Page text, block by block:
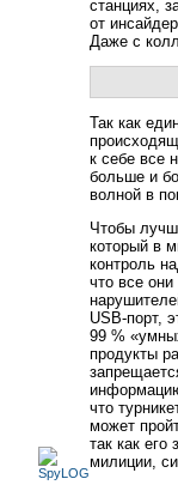
станциях,
от
Даже с
Так как
к себе все
больше и
волной в
Чтобы
который в
контроль
что все
USB-порт,
99 %
продукты
что
может
так как
милиции,